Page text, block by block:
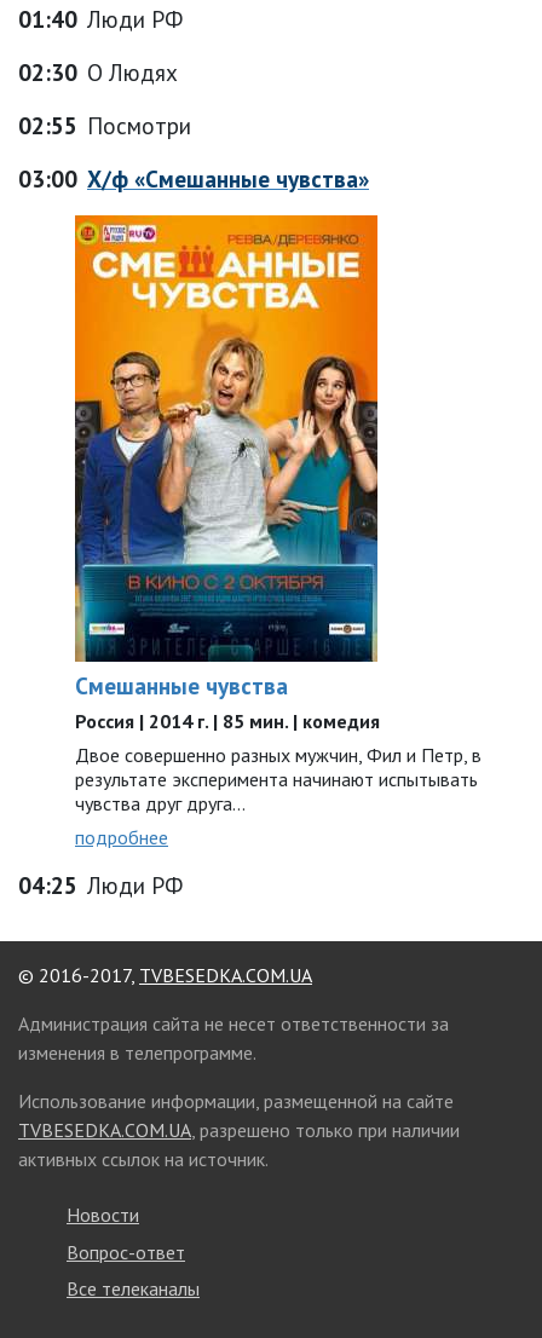
01:40 Люди РФ
02:30 О Людях
02:55 Посмотри
03:00 Х/ф «Смешанные чувства»
Смешанные чувства
Россия | 2014 г. | 85 мин. | комедия
Двое совершенно разных мужчин, Фил и Петр, в
результате эксперимента начинают испытывать
чувства друг друга…
подробнее
04:25 Люди РФ
© 2016-2017, TVBESEDKA.COM.UA
Администрация сайта не несет ответственности за
изменения в телепрограмме.
Использование информации, размещенной на сайте
TVBESEDKA.COM.UA, разрешено только при наличии
активных ссылок на источник.
Новости
Вопрос-ответ
Все телеканалы